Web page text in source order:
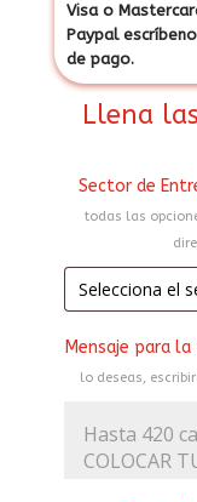
Visa o
Paypal
de pago.
Llena
Sector de
todas las
Mensaje para
lo deseas,